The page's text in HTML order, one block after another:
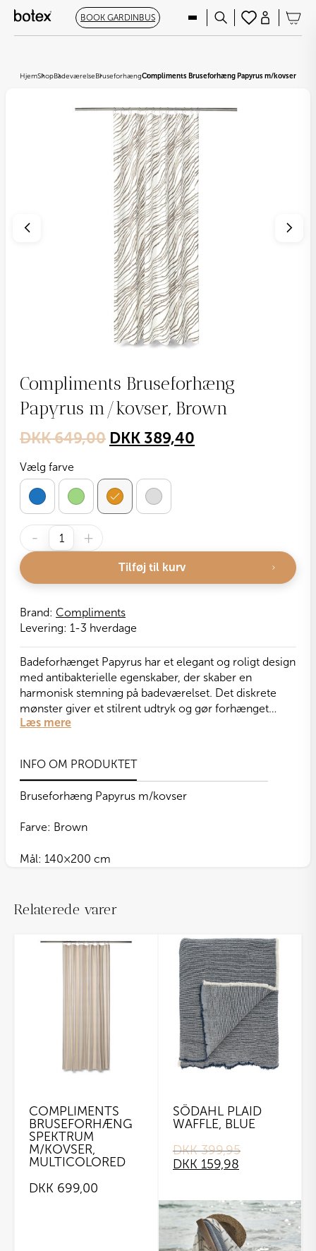
BOOK GARDINBUS
HjemShopBadeværelseBruseforhængCompliments Bruseforhæng Papyrus m/kovser,
Compliments Bruseforhæng
Papyrus m/kovser, Brown
Brand: Compliments
Levering: 1-3 hverdage
Badeforhænget Papyrus har et elegant og roligt design
med antibakterielle egenskaber, der skaber en
harmonisk stemning på badeværelset. Det diskrete
mønster giver et stilrent udtryk og gør forhænget
nemt at kombinere med både lyse og mørke nuancer.
Læs mere
DKK649,00 Original
was:
DKK 649,00.
DKK 389,40
Vælg farve
-
Compliments
Bruseforhæng
Papyrus
m/kovser,
antal
+
Tilføj til kurv
INFO OM PRODUKTET
Bruseforhæng Papyrus m/kovser
Farve: Brown
Mål: 140×200 cm
Relaterede varer
COMPLIMENTS
BRUSEFORHÆNG
SPEKTRUM
M/KOVSER,
MULTICOLORED
DKK 699,00
SÖDAHL PLAID
WAFFLE, BLUE
DKK399,95
Original
price
DKK 159,98
Current
price